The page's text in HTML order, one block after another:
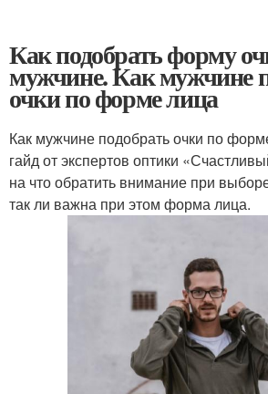
Как подобрать форму
мужчине. Как мужчине
очки по форме лица
Как мужчине подобрать очки по
гайд от экспертов оптики
на что обратить внимание при
так ли важна при этом форма лица.